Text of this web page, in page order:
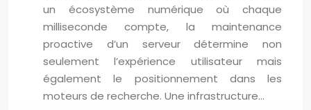
un écosystème numérique où chaque
milliseconde compte, la maintenance
proactive d’un serveur détermine non
seulement l’expérience utilisateur mais
également le positionnement dans les
moteurs de recherche. Une infrastructure…